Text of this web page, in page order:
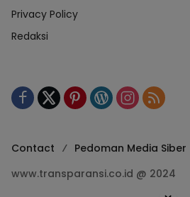
Privacy Policy
Redaksi
Contact Pedoman Media Siber
www.transparansi.co.id @ 2024